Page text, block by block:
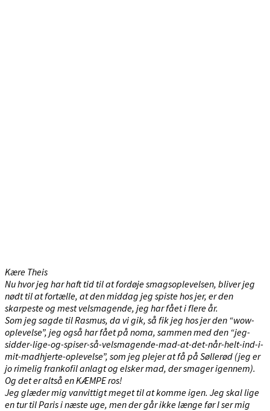
Kære Theis
Nu hvor jeg har haft tid til at fordøje smagsoplevelsen, bliver jeg
nødt til at fortælle, at den middag jeg spiste hos jer, er den
skarpeste og mest velsmagende, jeg har fået i flere år.
Som jeg sagde til Rasmus, da vi gik, så fik jeg hos jer den “wow-
oplevelse”, jeg også har fået på noma, sammen med den “jeg-
sidder-lige-og-spiser-så-velsmagende-mad-at-det-når-helt-ind-i-
mit-madhjerte-oplevelse”, som jeg plejer at få på Søllerød (jeg er
jo rimelig frankofil anlagt og elsker mad, der smager igennem).
Og det er altså en KÆMPE ros!
Jeg glæder mig vanvittigt meget til at komme igen. Jeg skal lige
en tur til Paris i næste uge, men der går ikke længe før I ser mig